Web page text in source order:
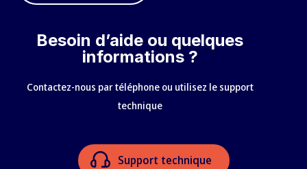
Besoin d’aide ou quelques
informations ?
Contactez-nous par téléphone ou utilisez le support
technique
Support technique